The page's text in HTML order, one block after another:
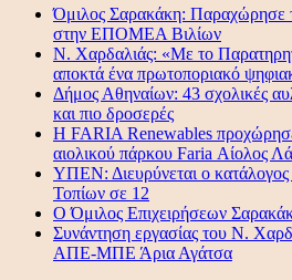
Όμιλος Σαρακάκη: Παραχώρησε
στην ΕΠΟΜΕΑ Βιλίων
Ν. Χαρδαλιάς: «Με το
αποκτά ένα πρωτοποριακό
Δήμος Αθηναίων: 43 σχολικές
και πιο δροσερές
Η FARIA Renewables
αιολικού πάρκου Faria Αίολος
ΥΠΕΝ: Διευρύνεται ο
Τοπίων σε 12
O Όμιλος Επιχειρήσεων
Συνάντηση εργασίας του Ν.
ΑΠΕ-ΜΠΕ Άρια Αγάτσα